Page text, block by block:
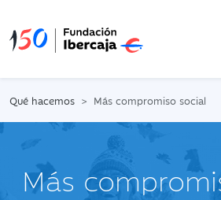
Qué hacemos Más compromiso social
Más